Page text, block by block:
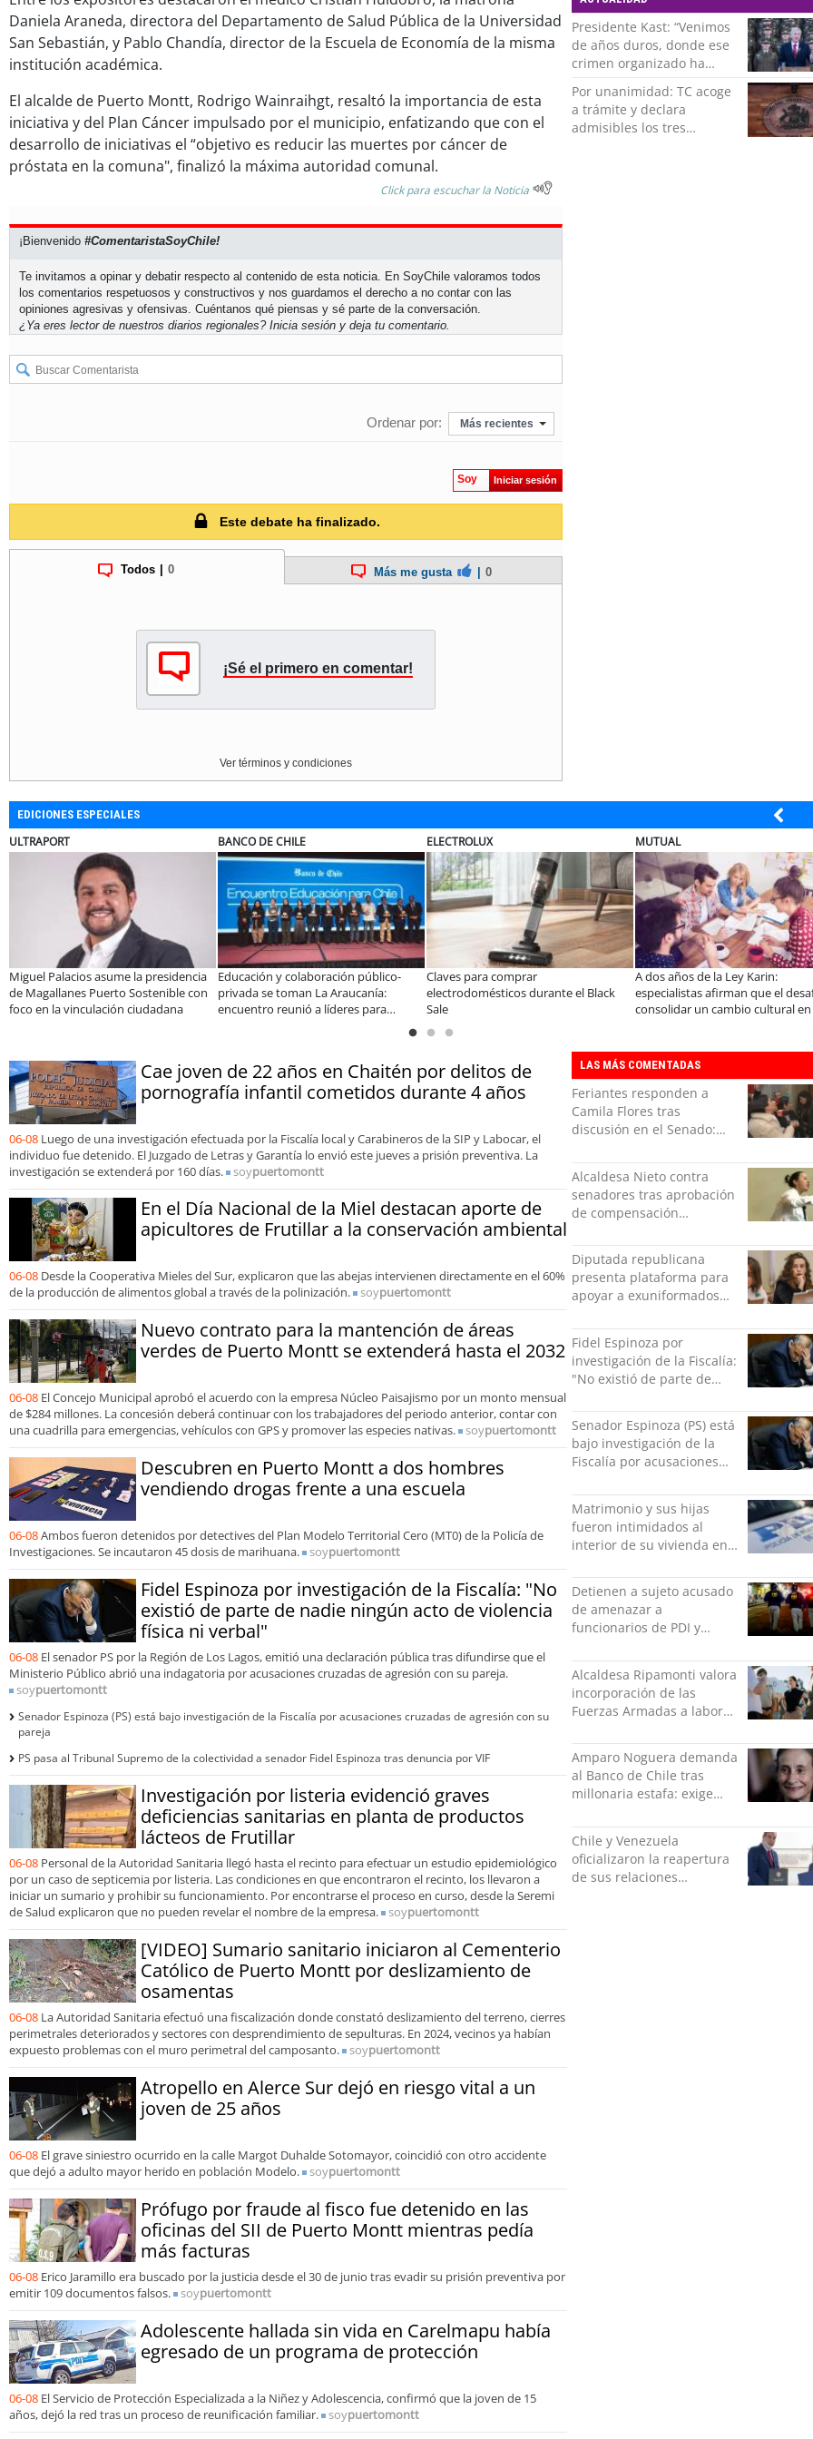
Daniela Araneda, directora del Departamento de Salud Pública de la Universidad
San Sebastián, y Pablo Chandía, director de la Escuela de Economía de la misma
institución académica.
El alcalde de Puerto Montt, Rodrigo Wainraihgt, resaltó la importancia de esta
iniciativa y del Plan Cáncer impulsado por el municipio, enfatizando que con el
desarrollo de iniciativas el “objetivo es reducir las muertes por cáncer de
próstata en la comuna", finalizó la máxima autoridad comunal.
Click para escuchar la Noticia
¡Bienvenido #ComentaristaSoyChile!
Te invitamos a opinar y debatir respecto al contenido de esta noticia. En SoyChile valoramos todos
los comentarios respetuosos y constructivos y nos guardamos el derecho a no contar con las
opiniones agresivas y ofensivas. Cuéntanos qué piensas y sé parte de la conversación.
¿Ya eres lector de nuestros diarios regionales? Inicia sesión y deja tu comentario.
Ordenar por: Más recientes
Soy Iniciar sesión
Este debate ha finalizado.
Todos 0 Más me gusta 0
¡Sé el primero en comentar!
Ver términos y condiciones
Presidente Kast: “Venimos
de años duros, donde ese
crimen organizado ha
ocupado un lugar que no
le corresponde”
Por unanimidad: TC acoge
a trámite y declara
admisibles los tres
EDICIONES ESPECIALES
asume la presidencia
Puerto Sostenible con
ciudadana
BANCO DE CHILE
Educación y colaboración público-
privada se toman La Araucanía:
encuentro reunió a líderes para
Claves para comprar
electrodomésticos durante el Black
Sale
A dos años de la Ley Karin:
especialistas afirman que el desafío es
consolidar un cambio cultural en las
¿Qué
Cae joven de 22 años en Chaitén por delitos de
pornografía infantil cometidos durante 4 años
06-08 Luego de una investigación efectuada por la Fiscalía local y Carabineros de la SIP y Labocar, el
individuo fue detenido. El Juzgado de Letras y Garantía lo envió este jueves a prisión preventiva. La
investigación se extenderá por 160 días.
soypuertomontt
En el Día Nacional de la Miel destacan aporte de
apicultores de Frutillar a la conservación ambiental
06-08 Desde la Cooperativa Mieles del Sur, explicaron que las abejas intervienen directamente en el 60%
de la producción de alimentos global a través de la polinización.
soypuertomontt
Nuevo contrato para la mantención de áreas
verdes de Puerto Montt se extenderá hasta el 2032
06-08 El Concejo Municipal aprobó el acuerdo con la empresa Núcleo Paisajismo por un monto mensual
de $284 millones. La concesión deberá continuar con los trabajadores del periodo anterior, contar con
una cuadrilla para emergencias, vehículos con GPS y promover las especies nativas.
soypuertomontt
Descubren en Puerto Montt a dos hombres
vendiendo drogas frente a una escuela
06-08Ambos fueron detenidos por detectives del Plan Modelo Territorial Cero (MT0) de la Policía de
Investigaciones. Se incautaron 45 dosis de marihuana.
soypuertomontt
Fidel Espinoza por investigación de la Fiscalía: "No
existió de parte de nadie ningún acto de violencia
física ni verbal"
06-08 El senador PS por la Región de Los Lagos, emitió una declaración pública tras difundirse que el
Ministerio Público abrió una indagatoria por acusaciones cruzadas de agresión con su pareja.
soypuertomontt
Senador Espinoza (PS) está bajo investigación de la Fiscalía por acusaciones cruzadas de agresión con su
pareja
PS pasa al Tribunal Supremo de la colectividad a senador Fidel Espinoza tras denuncia por VIF
Investigación por listeria evidenció graves
deficiencias sanitarias en planta de productos
lácteos de Frutillar
06-08 Personal de la Autoridad Sanitaria llegó hasta el recinto para efectuar un estudio epidemiológico
por un caso de septicemia por listeria. Las condiciones en que encontraron el recinto, los llevaron a
iniciar un sumario y prohibir su funcionamiento. Por encontrarse el proceso en curso, desde la Seremi
de Salud explicaron que no pueden revelar el nombre de la empresa.
soypuertomontt
[VIDEO] Sumario sanitario iniciaron al Cementerio
Católico de Puerto Montt por deslizamiento de
osamentas
06-08 La Autoridad Sanitaria efectuó una fiscalización donde constató deslizamiento del terreno, cierres
perimetrales deteriorados y sectores con desprendimiento de sepulturas. En 2024, vecinos ya habían
expuesto problemas con el muro perimetral del camposanto.
soypuertomontt
Atropello en Alerce Sur dejó en riesgo vital a un
joven de 25 años
06-08 El grave siniestro ocurrido en la calle Margot Duhalde Sotomayor, coincidió con otro accidente
que dejó a adulto mayor herido en población Modelo.
soypuertomontt
Prófugo por fraude al fisco fue detenido en las
oficinas del SII de Puerto Montt mientras pedía
más facturas
06-08 Erico Jaramillo era buscado por la justicia desde el 30 de junio tras evadir su prisión preventiva por
emitir 109 documentos falsos.
soypuertomontt
Adolescente hallada sin vida en Carelmapu había
egresado de un programa de protección
06-08 El Servicio de Protección Especializada a la Niñez y Adolescencia, confirmó que la joven de 15
años, dejó la red tras un proceso de reunificación familiar.
soypuertomontt
LAS MÁS COMENTADAS
Feriantes responden a
Camila Flores tras
discusión en el Senado:
orgullo”
Alcaldesa Nieto contra
senadores tras aprobación
de compensación
indolente"
Diputada republicana
presenta plataforma para
apoyar a exuniformados
social
Fidel Espinoza por
investigación de la Fiscalía:
"No existió de parte de
violencia física ni verbal"
Senador Espinoza (PS) está
bajo investigación de la
Fiscalía por acusaciones
su pareja
Matrimonio y sus hijas
fueron intimidados al
interior de su vivienda en
Detienen a sujeto acusado
de amenazar a
funcionarios de PDI y
Verde
Alcaldesa Ripamonti valora
incorporación de las
Fuerzas Armadas a labores
“responsabilidad política”
Amparo Noguera demanda
al Banco de Chile tras
millonaria estafa: exige
Chile y Venezuela
oficializaron la reapertura
de sus relaciones